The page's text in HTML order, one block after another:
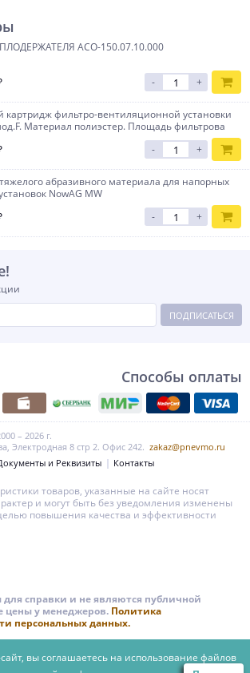
АСО-150.07.10.000
- +
фильтро-вентиляционной установки
Материал полиэстер. Площадь фильтрова
- +
абразивного материала для напорных
NowAG MW
- +
ПОДПИСАТЬСЯ
Способы оплаты
– 2026 г.
Электродная 8 стр 2. Офис 242. zakaz@pnevmo.ru
и Реквизиты Контакты
товаров, указанные на сайте носят
и могут быть без уведомления изменены
повышения качества и эффективности
справки и не являются публичной
цены у менеджеров. Политика
персональных данных.
вы соглашаетесь на использование файлов